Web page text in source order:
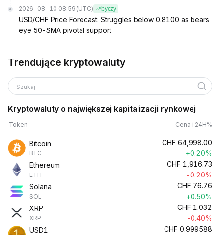
2026-08-10 08:59 (UTC) byczy
USD/CHF Price Forecast: Struggles below 0.8100 as bears
eye 50-SMA pivotal support
Trendujące kryptowaluty
Szukaj
Kryptowaluty o największej kapitalizacji rynkowej
Token Cena i 24H%
Bitcoin
BTC
CHF 64,998.00
+0.20%
Ethereum
ETH
CHF 1,916.73
-0.20%
Solana
SOL
CHF 76.76
+0.50%
XRP
XRP
CHF 1.032
-0.40%
USD1
CHF 0.999588